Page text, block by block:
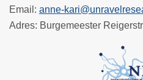
Email : anne-
Adres: Burgemeester